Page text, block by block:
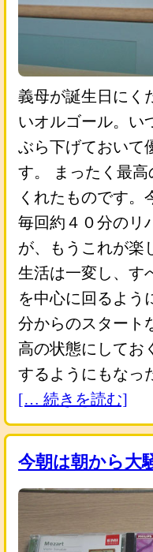
義母が誕生日にく
いオルゴール。い
ぶら下げておいて
す。 まったく最
くれたものです。
毎回約４０分のリ
が、もうこれが楽
生活は一変し、す
を中心に回るよう
分からのスタート
高の状態にしてお
するようにもなっ
[… 続きを読む]
今朝は朝から大